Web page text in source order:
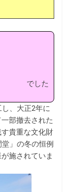
でした
、大正2年に
部撤去された
貴重な文化財
」の冬の恒例
施されていま